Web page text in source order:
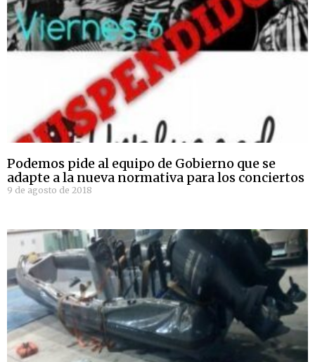
Podemos pide al equipo de Gobierno que se
adapte a la nueva normativa para los conciertos
9 de agosto de 2018